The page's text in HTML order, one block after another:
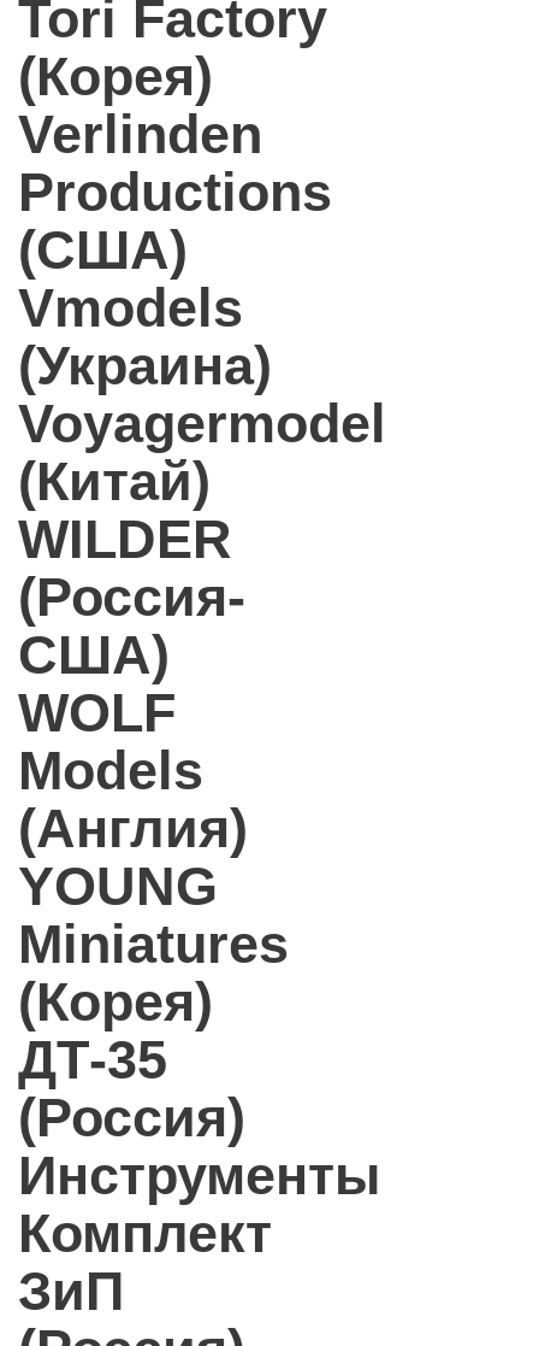
Tori Factory
(Корея)
Verlinden
Productions
(США)
Vmodels
(Украина)
Voyagermodel
(Китай)
WILDER
(Россия-
США)
WOLF
Models
(Англия)
YOUNG
Miniatures
(Корея)
ДТ-35
(Россия)
Инструменты
Комплект
ЗиП